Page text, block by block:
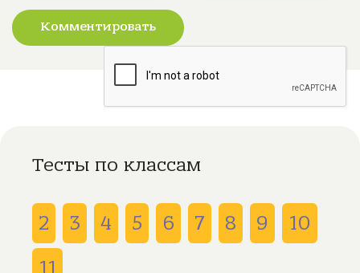
Комментировать
Тесты по классам
2 3 4 5 6 7 8 9
10
11